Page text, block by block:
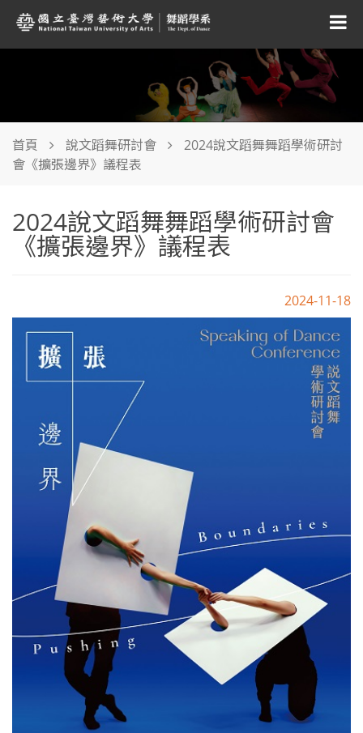
首頁 說文蹈舞研討會
2024說文蹈舞舞蹈學術研討
會《擴張邊界》議程表
2024說文蹈舞舞蹈學術研討會
《擴張邊界》議程表
2024-11-18